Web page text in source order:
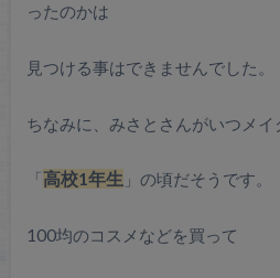
ったのかは
見つける事はできませんでした。
ちなみに、みさとさんがいつメ
「高校1年生 」の頃だそうです。
100均のコスメなどを買って